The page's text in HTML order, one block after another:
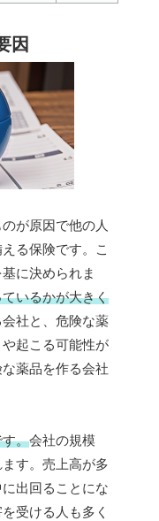
因
が原因で他の人
る保険です。こ
に決められま
いるかが大きく
社と、危険な薬
起こる可能性が
薬品を作る会社
。会社の規模
す。売上高が多
出回ることにな
受ける人も多く